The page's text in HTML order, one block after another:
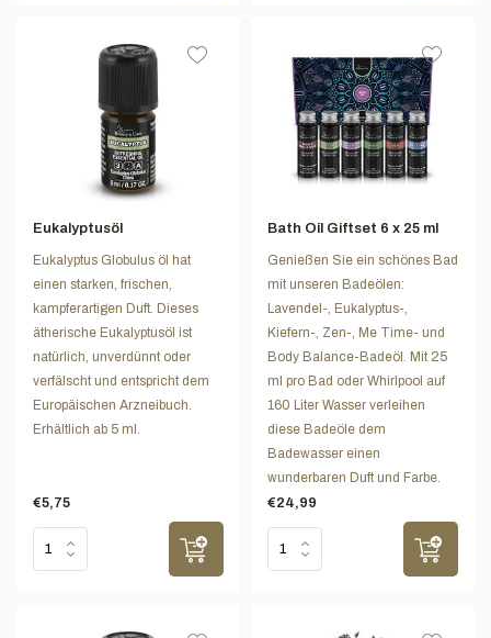
Eukalyptusöl
Eukalyptus Globulus öl hat
einen starken, frischen,
kampferartigen Duft. Dieses
ätherische Eukalyptusöl ist
natürlich, unverdünnt oder
verfälscht und entspricht dem
Europäischen Arzneibuch.
Erhältlich ab 5 ml.
€5,75
Bath Oil Giftset 6 x 25 ml
Genießen Sie ein schönes Bad
mit unseren Badeölen:
Lavendel-, Eukalyptus-,
Kiefern-, Zen-, Me Time- und
Body Balance-Badeöl. Mit 25
ml pro Bad oder Whirlpool auf
160 Liter Wasser verleihen
diese Badeöle dem
Badewasser einen
wunderbaren Duft und Farbe.
€24,99